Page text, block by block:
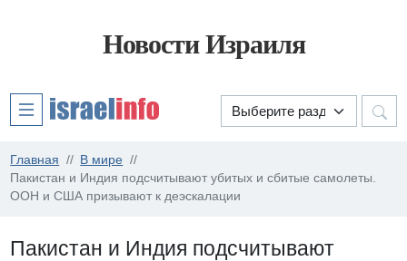
Новости Израиля
Главная
В мире
Пакистан и Индия подсчитывают убитых и сбитые самолеты.
ООН и США призывают к деэскалации
Пакистан и Индия подсчитывают